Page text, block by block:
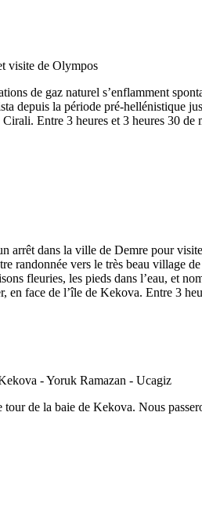
de gaz naturel s’enflamment
depuis la période pré-hellénistique
Entre 3 heures et 3 heures 30
dans la ville de Demre pour
vers le très beau village
fleuries, les pieds dans l’eau, et
face de l’île de Kekova. Entre 3
de la baie de Kekova. Nous